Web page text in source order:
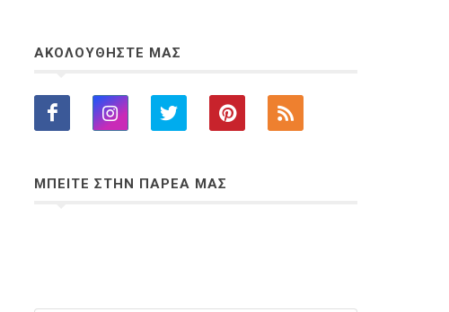
ΑΚΟΛΟΥΘΗΣΤΕ ΜΑΣ
ΜΠΕΙΤΕ ΣΤΗΝ ΠΑΡΕΑ ΜΑΣ